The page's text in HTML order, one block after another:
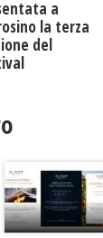
a
la terza
del
dal